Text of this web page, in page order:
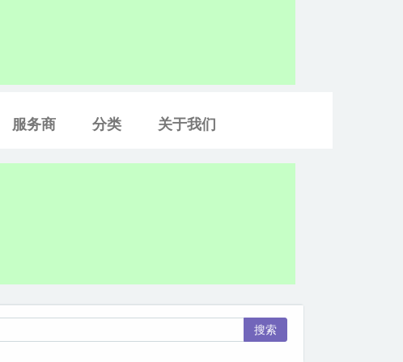
服务商 分类 关于我们
搜索